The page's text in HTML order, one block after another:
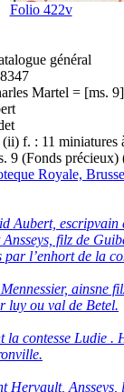
Folio 422v
général
Martel = [ms. 9]
f. : 11 miniatures
9 (Fonds
Royale,
Aubert, escripvain
Ansseys, filz de
par l’enhort de la
ainsne
luy ou val de Betel.
la contesse Ludie .
Hervault,